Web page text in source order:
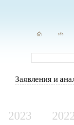
Заявления и
2023